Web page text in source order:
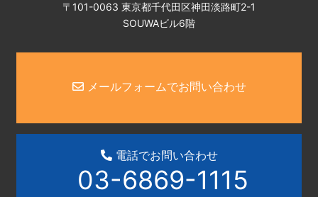
〒101-0063 東京都千代田区神田淡路町2-1
SOUWAビル6階
メールフォームでお問い合わせ
電話でお問い合わせ
03-6869-1115